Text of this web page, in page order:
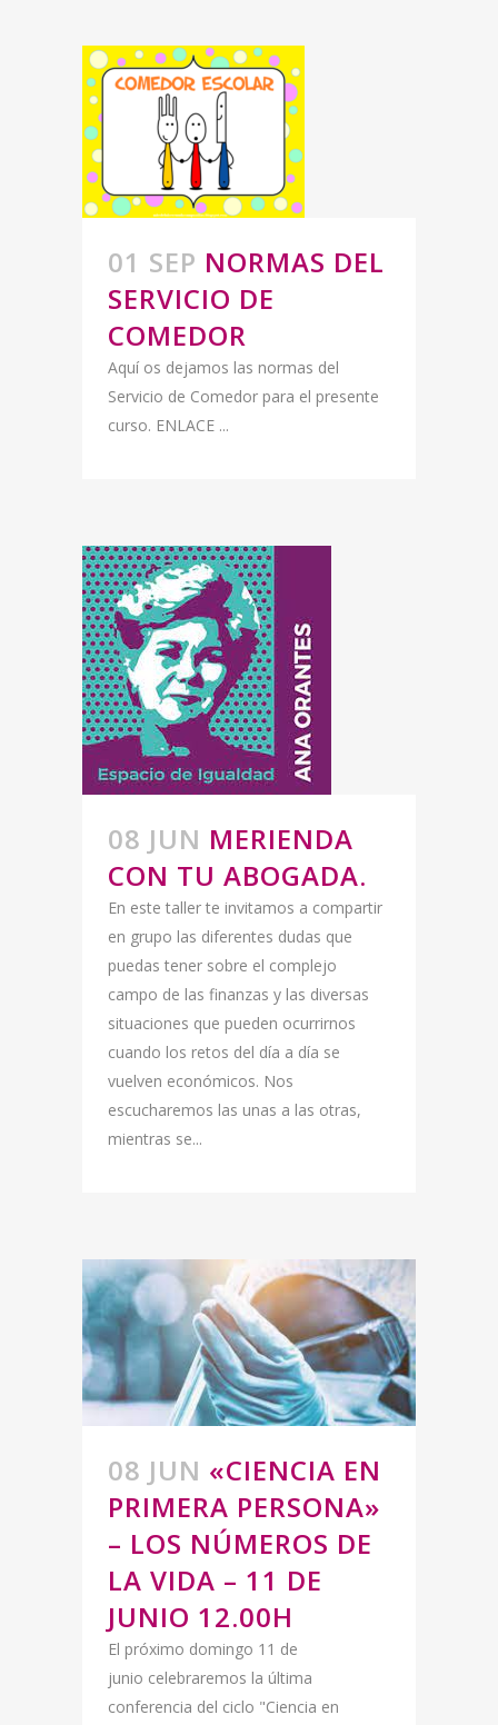
01 SEP NORMAS DEL
SERVICIO DE
COMEDOR
Aquí os dejamos las normas del
Servicio de Comedor para el presente
curso. ENLACE ...
08 JUN MERIENDA
CON TU ABOGADA.
En este taller te invitamos a compartir
en grupo las diferentes dudas que
puedas tener sobre el complejo
campo de las finanzas y las diversas
situaciones que pueden ocurrirnos
cuando los retos del día a día se
vuelven económicos. Nos
escucharemos las unas a las otras,
mientras se...
08 JUN «CIENCIA EN
PRIMERA PERSONA»
– LOS NÚMEROS DE
LA VIDA – 11 DE
JUNIO 12.00H
El próximo domingo 11 de
junio celebraremos la última
conferencia del ciclo "Ciencia en